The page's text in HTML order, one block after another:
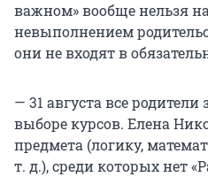
важном» вообще нельзя
невыполнением
они не входят в
— 31 августа все
выборе курсов. Елена
предмета (логику,
т. д.), среди которых нет